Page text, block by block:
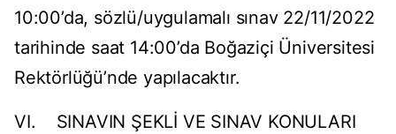
10:00’da, sözlü/uygulamalı sınav 22/11/2022
tarihinde saat 14:00’da Boğaziçi Üniversitesi
Rektörlüğü’nde yapılacaktır.
VI. SINAVIN ŞEKLİ VE SINAV KONULARI